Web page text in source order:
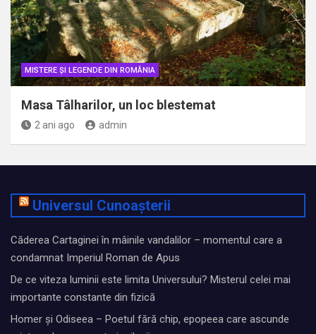
MISTERE ȘI LEGENDE DIN ROMÂNIA
Masa Tâlharilor, un loc blestemat
2 ani ago admin
Universul Cunoașterii
Căderea Cartaginei în mâinile vandalilor – momentul care a
condamnat Imperiul Roman de Apus
De ce viteza luminii este limita Universului? Misterul celei mai
importante constante din fizică
Homer și Odiseea – Poetul fără chip, epopeea care ascunde